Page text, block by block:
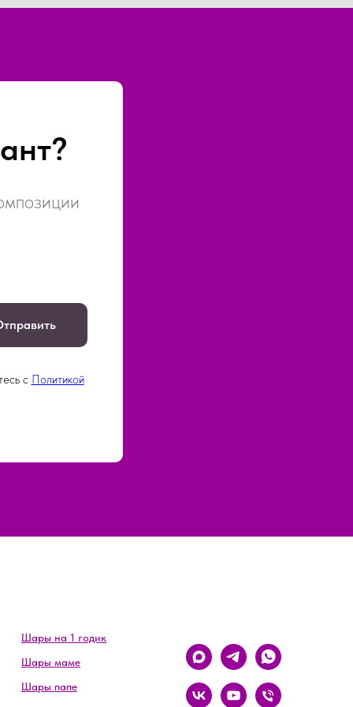
c Политикой
Шары на 1 годик
Шары маме
Шары папе